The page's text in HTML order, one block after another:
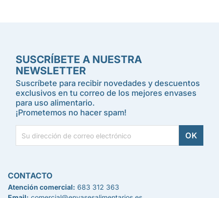
SUSCRÍBETE A NUESTRA
NEWSLETTER
Suscríbete para recibir novedades y descuentos
exclusivos en tu correo de los mejores envases
para uso alimentario.
¡Prometemos no hacer spam!
CONTACTO
Atención comercial: 683 312 363